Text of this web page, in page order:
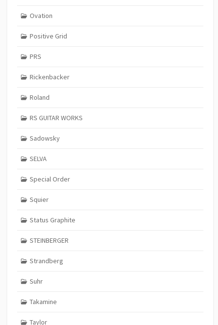
Ovation
Positive Grid
PRS
Rickenbacker
Roland
RS GUITAR WORKS
Sadowsky
SELVA
Special Order
Squier
Status Graphite
STEINBERGER
Strandberg
Suhr
Takamine
Taylor